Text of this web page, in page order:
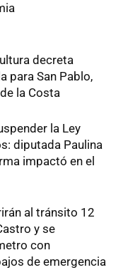
decreta
para San Pablo,
la Costa
la Ley
diputada Paulina
impactó en el
al tránsito 12
y se
con
de emergencia